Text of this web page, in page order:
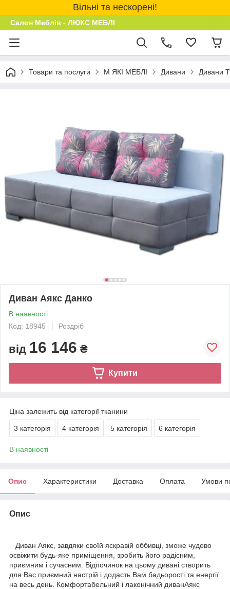
Вільні та нескорені!
Салон Меблів - ЛЮКС МЕБЛІ
Товари та послуги М ЯКІ МЕБЛІ Дивани Дивани
Диван Аякс Данко
В наявності
Код: 18945
Роздріб
від 16 146 ₴
Купити
Ціна залежить від категорії тканини
3 категорія 4 категорія 5 категорія 6 категорія
В наявності
Опис Характеристики Доставка Оплата Умови
Опис
Диван Аякс, завдяки своїй яскравій оббивці, зможе чудово
освіжити будь-яке приміщення, зробить його радісним,
приємним і сучасним. Відпочинок на цьому дивані створить
для Вас приємний настрій і додасть Вам бадьорості та енергії
на весь день. Комфортабельний і лаконічний диванАякс